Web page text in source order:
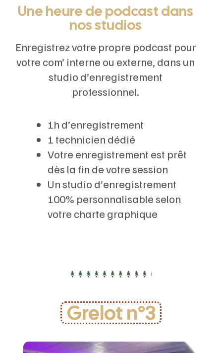
Une heure de podcast dans
nos studios
Enregistrez votre propre podcast pour
votre com’ interne ou externe, dans un
studio d’enregistrement
professionnel.
1h d’enregistrement
1 technicien dédié
Votre enregistrement est prêt
dès la fin de votre session
Un studio d’enregistrement
100% personnalisable selon
votre charte graphique
Grelot n°3